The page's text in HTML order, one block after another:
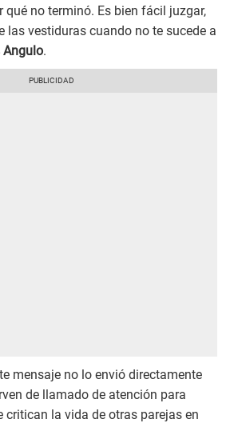
qué no terminó. Es bien fácil juzgar,
las vestiduras cuando no te sucede a
Angulo.
mensaje no lo envió directamente
de llamado de atención para
critican la vida de otras parejas en